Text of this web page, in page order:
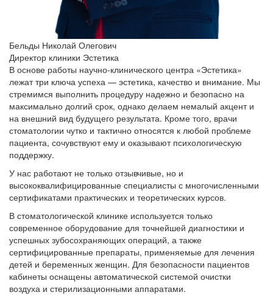
Бельды Николай Олегович
Директор клиники Эстетика
В основе работы научно-клинического центра «Эстетика»
лежат три ключа успеха — эстетика, качество и внимание. Мы
стремимся выполнить процедуру надежно и безопасно на
максимально долгий срок, однако делаем немалый акцент и
на внешний вид будущего результата. Кроме того, врачи
стоматологии чутко и тактично относятся к любой проблеме
пациента, сочувствуют ему и оказывают психологическую
поддержку.
У нас работают не только отзывчивые, но и
высококвалифицированные специалисты с многочисленными
сертификатами практических и теоретических курсов.
В стоматологической клинике используется только
современное оборудование для точнейшей диагностики и
успешных зубосохраняющих операций, а также
сертифицированные препараты, применяемые для лечения
детей и беременных женщин. Для безопасности пациентов
кабинеты оснащены автоматической системой очистки
воздуха и стерилизационными аппаратами.